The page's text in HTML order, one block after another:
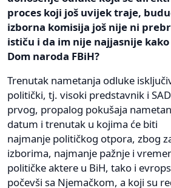
proces koji još uvijek traje,
izborna komisija još nije ni
ističu i da im nije najjasnije
Dom naroda FBiH?
Trenutak nametanja odluke
politički, tj. visoki predstavnik i
prvog, propalog pokušaja
datum i trenutak u kojima će biti
najmanje političkog otpora, zbog
izborima, najmanje pažnje i
političke aktere u BiH, tako i
počevši sa Njemačkom, a koji su